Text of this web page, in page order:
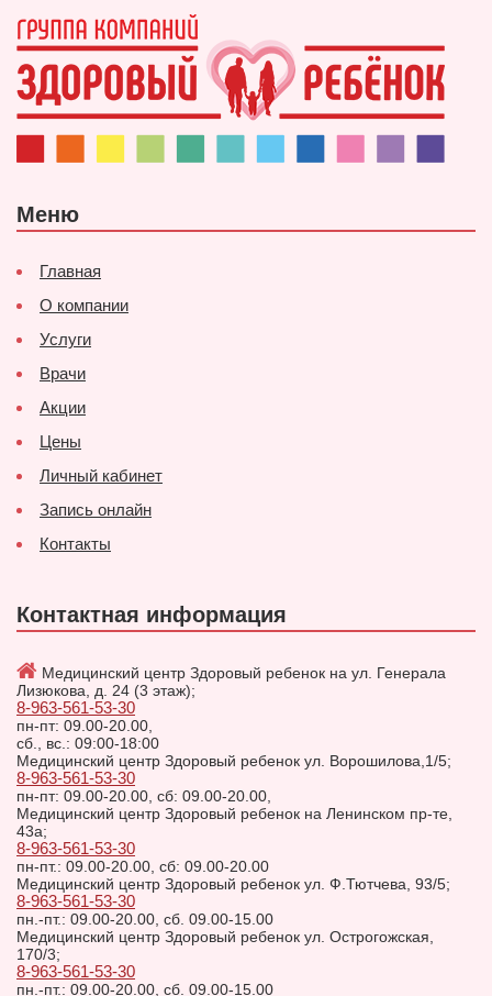
Меню
Главная
О компании
Услуги
Врачи
Акции
Цены
Личный кабинет
Запись онлайн
Контакты
Контактная информация
Медицинский центр Здоровый ребенок на ул. Генерала
Лизюкова, д. 24 (3 этаж);
8-963-561-53-30
пн-пт: 09.00-20.00,
сб., вс.: 09:00-18:00
Медицинский центр Здоровый ребенок ул. Ворошилова,1/5;
8-963-561-53-30
пн-пт: 09.00-20.00, сб: 09.00-20.00,
Медицинский центр Здоровый ребенок на Ленинском пр-те,
43а;
8-963-561-53-30
пн-пт.: 09.00-20.00, сб: 09.00-20.00
Медицинский центр Здоровый ребенок ул. Ф.Тютчева, 93/5;
8-963-561-53-30
пн.-пт.: 09.00-20.00, сб. 09.00-15.00
Медицинский центр Здоровый ребенок ул. Острогожская,
170/3;
8-963-561-53-30
пн.-пт.: 09.00-20.00, сб. 09.00-15.00